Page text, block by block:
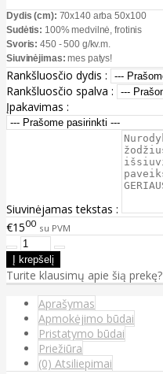
Dydis (cm): 70x140 arba 50x100
Sudėtis: 100% medvilnė, frotinis
Svoris: 450 - 500 g/kv.m.
Siuvinėjimas: mes patys!
Rankšluosčio dydis :
Rankšluosčio spalva :
Įpakavimas :
Siuvinėjamas tekstas :
€1500 su PVM
Turite klausimų apie šią prekę?
Aprašymas
Apmokėjimo būdai
Pristatymo būdai
Priežiūra
(0) Atsiliepimai